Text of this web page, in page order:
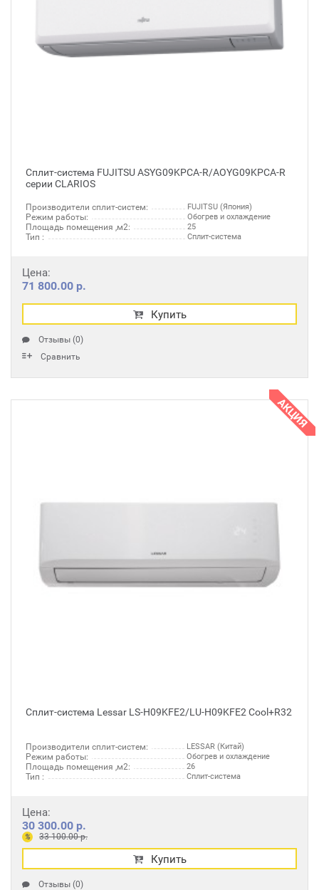
Сплит-система FUJITSU ASYG09KPCA-R/AOYG09KPCA-R
серии CLARIOS
Производители сплит-систем: FUJITSU (Япония)
Режим работы: Обогрев и охлаждение
Площадь помещения ,м2: 25
Тип : Сплит-система
Цена:
71 800.00 р.
Купить
Отзывы (0)
Сравнить
АКЦИЯ
Сплит-система Lessar LS-H09KFE2/LU-H09KFE2 Cool+R32
Производители сплит-систем: LESSAR (Китай)
Режим работы: Обогрев и охлаждение
Площадь помещения ,м2: 26
Тип : Сплит-система
Цена:
30 300.00 р.
% 33 100.00 р.
Купить
Отзывы (0)